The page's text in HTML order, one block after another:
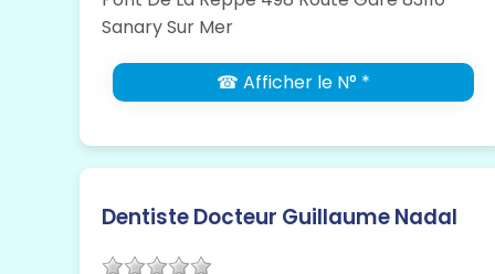
Sanary Sur Mer
☎ Afficher le N° *
Dentiste Docteur Guillaume Nadal